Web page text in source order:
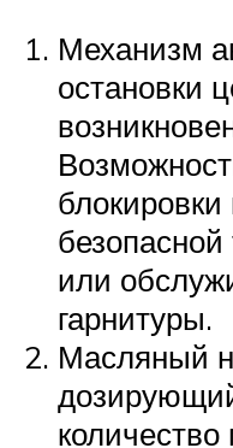
Механизм
остановки
безопасной
или
гарнитуры.
Масляный